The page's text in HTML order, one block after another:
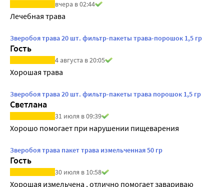
вчера в 02:44
Лечебная трава
Зверобоя трава 20 шт. фильтр-пакеты трава-порошок 1,5 гр
Гость
4 августа в 20:05
Хорошая трава
Зверобоя трава 20 шт. фильтр-пакеты трава порошок 1,5 гр
Светлана
31 июля в 09:39
Хорошо помогает при нарушении пищеварения
Зверобоя трава пакет трава измельченная 50 гр
Гость
30 июля в 10:58
Хорошая измельчена , отлично помогает завариваю